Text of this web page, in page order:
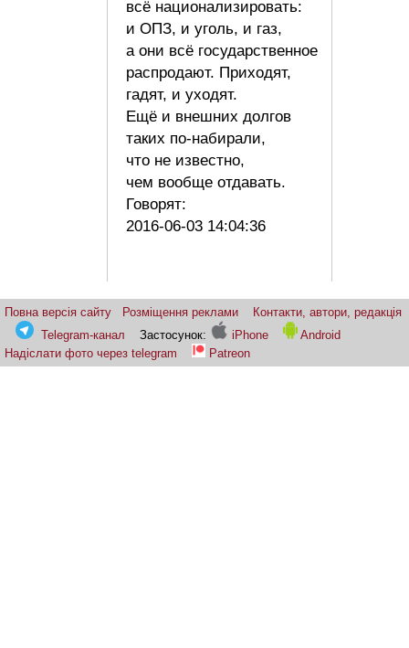
всё национализировать:
и ОПЗ, и уголь, и газ,
а они всё государственное
распродают. Приходят,
гадят, и уходят.
Ещё и внешних долгов
таких по-набирали,
что не известно,
чем вообще отдавать.
Говорят:
2016-06-03 14:04:36
Повна версія сайту Розміщення реклами
Контакти, автори, редакція
Telegram-канал
Застосунок: iPhone
Android
Надіслати фото через telegram
Patreon